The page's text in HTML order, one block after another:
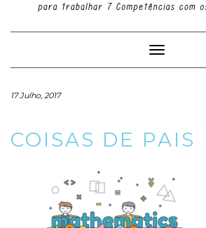
Toggle
Navigation
17 Julho, 2017
COISAS DE PAIS